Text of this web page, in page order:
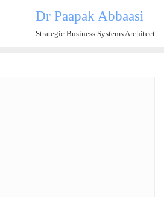
content
Dr Paapak Abbaasi
Strategic Business Systems Architect